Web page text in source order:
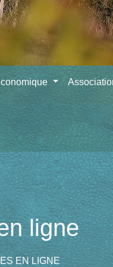
ligne
EN LIGNE